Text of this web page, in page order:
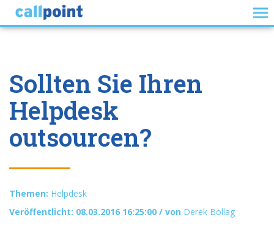
Sollten Sie Ihren
Helpdesk
outsourcen?
Themen: Helpdesk
Veröffentlicht: 08.03.2016 16:25:00 / von Derek Bollag